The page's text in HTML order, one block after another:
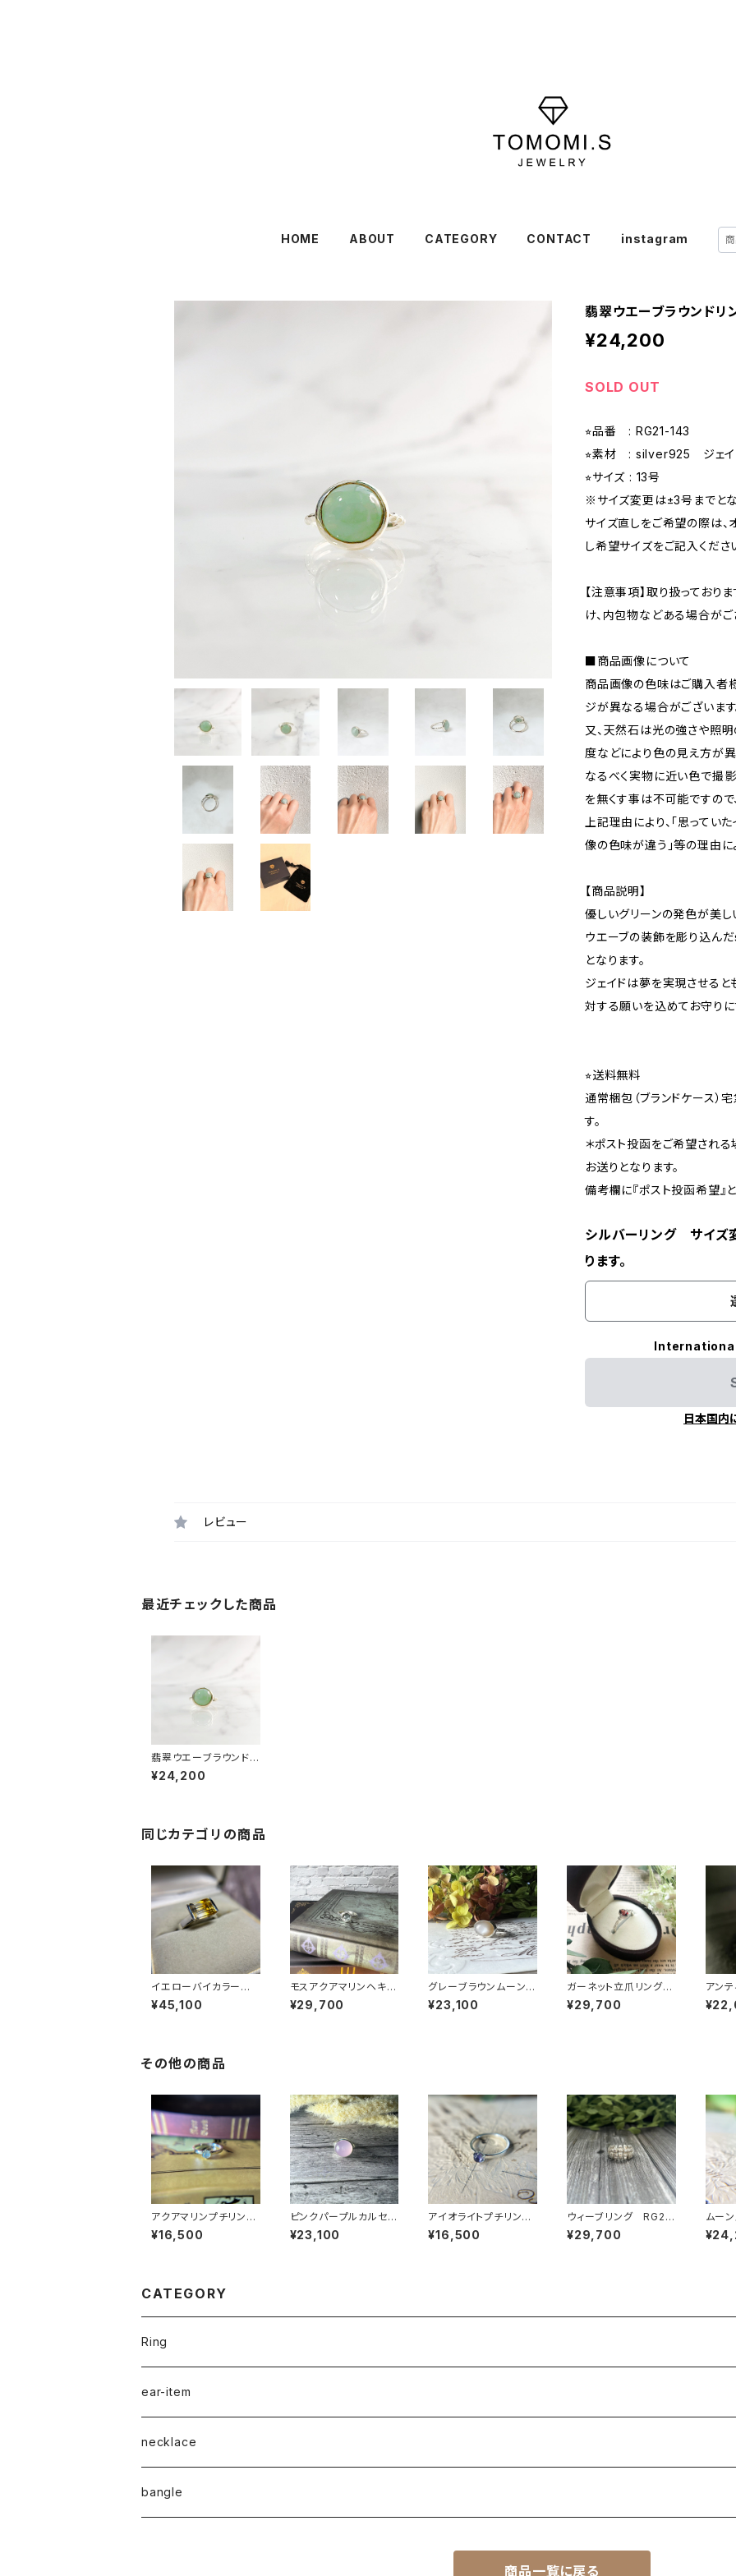
HOME ABOUT CATEGORY CONTACT instagram
翡翠ウエーブラウンドリ
¥24,200
SOLD OUT
⭐︎品番 : RG21-143
⭐︎素材 : silver925 ジェイ
⭐︎サイズ : 13号
※サイズ変更は±3号までとな
サイズ直しをご希望の際は
し希望サイズをご記入くださ
【注意事項】取り扱ってお
け、内包物などある場合が
■商品画像について
商品画像の色味はご購入者
ジが異なる場合がございます
又、天然石は光の強さや照
度などにより色の見え方が異
なるべく実物に近い色で撮
を無くす事は不可能ですの
上記理由により、｢思ってい
像の色味が違う｣等の理由に
【商品説明】
優しいグリーンの発色が美し
ウエーブの装飾を彫り込ん
となります。
ジェイドは夢を実現させる
対する願いを込めてお守りに
⭐︎送料無料
通常梱包（ブランドケース）
す。
＊ポスト投函をご希望される
お送りとなります。
備考欄に『ポスト投函希望』
シルバーリング サイズ
ります。
日本国内
レビュー
最近チェックした商品
翡翠ウエーブラウンドリ
ング RG21-143
¥24,200
同じカテゴリの商品
イエローバイカラークォ
ーツリング RG25-26
0
¥45,100
モスアクアマリンヘキサ
ゴンリング RG25-25
7
¥29,700
グレーブラウンムーンス
トーンリング RG24-2
48
¥23,100
ガーネット立爪リング
RG25-255
¥29,700
アン
ブル
その他の商品
アクアマリンプチリン
グ RG23-235
¥16,500
ピンクパープルカルセド
ニーリング RG21-04
6
¥23,100
アイオライトプチリング
RG23-224
¥16,500
ウィーブリング RG23
-222
¥29,700
ムー
ルタ
1-155
CATEGORY
Ring
naturalstone-ring
plain-ring
ear-item
pierced earrings
earcuff
necklace
pearl
bangle
商品一覧に戻る